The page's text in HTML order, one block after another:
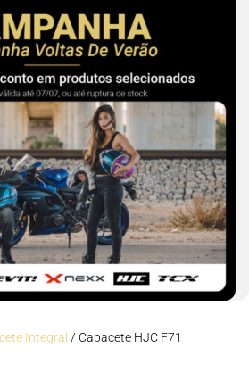
Integral / Capacete HJC F71